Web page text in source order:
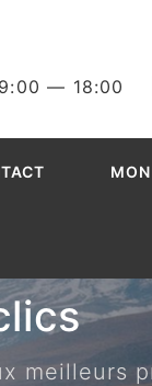
— 18:00
meilleurs